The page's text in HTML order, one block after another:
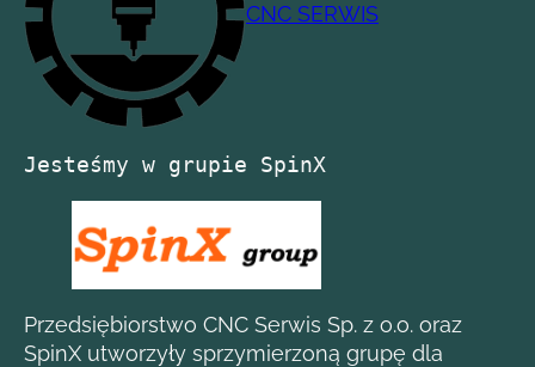
CNC SERWIS
Jesteśmy w grupie SpinX
Przedsiębiorstwo CNC Serwis Sp. z o.o. oraz
SpinX utworzyły sprzymierzoną grupę dla